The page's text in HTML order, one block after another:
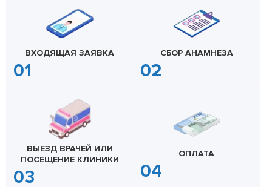
ВХОДЯЩАЯ ЗАЯВКА СБОР АНАМНЕЗА
ВЫЕЗД ВРАЧЕЙ ИЛИ
ПОСЕЩЕНИЕ КЛИНИКИ
ОПЛАТА